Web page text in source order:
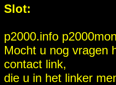
Slot:
p2000.info
Mocht u nog vragen
contact link,
die u in het linker